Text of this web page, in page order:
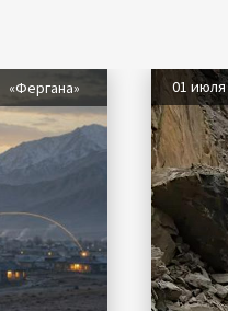
«Фергана» 01 июля